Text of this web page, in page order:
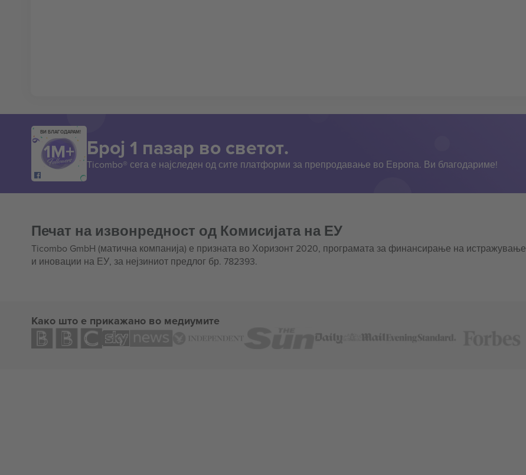
ВИ БЛАГОДАРАМ!
Број 1 пазар во светот.
Ticombo® сега е најследен од сите платформи за препродавање во Европа. Ви благодариме!
Печат на извонредност од Комисијата на ЕУ
Ticombo GmbH (матична компанија) е призната во Хоризонт 2020, програмата за финансирање на истражување
и иновации на ЕУ, за нејзиниот предлог бр. 782393.
Како што е прикажано во медиумите